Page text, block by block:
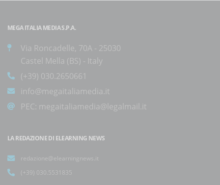
MEGA ITALIA MEDIA S.P.A.
Via Roncadelle, 70A - 25030
Castel Mella (BS) - Italy
(+39) 030.2650661
info@megaitaliamedia.it
PEC: megaitaliamedia@legalmail.it
LA REDAZIONE DI ELEARNING NEWS
redazione@elearningnews.it
(+39) 030.5531835